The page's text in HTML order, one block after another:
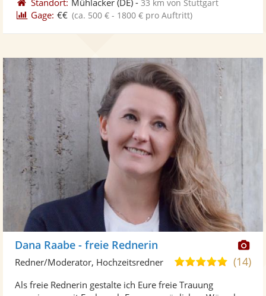
33 km von Stuttgart
Gage: €€ (ca. 500 € - 1800 € pro Auftritt)
Dana Raabe - freie Rednerin
4,9(14)
Redner/Moderator, Hochzeitsredner
Als freie Rednerin gestalte ich Eure freie Trauung